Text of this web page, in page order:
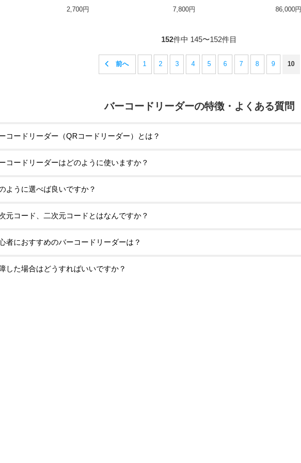
・DS-5300・DS-2300・DS-
2,700円 7,800円
Bluetooth接続 一次元二次元コー
トスキャン
86,000円
152件中 145〜152件目
1 2 3 4 5 6 7 8 9 10
バーコードリーダーの特徴・よくある質問
コードリーダー（QRコードリーダー）とは？
コードリーダーはどのように使いますか？
ように選べば良いですか？
元コード、二次元コードとはなんですか？
者におすすめのバーコードリーダーは？
した場合はどうすればいいですか？